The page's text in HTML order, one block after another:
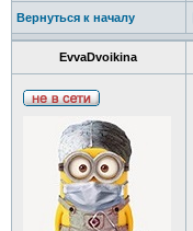
Вернуться к началу
EvvaDvoikina